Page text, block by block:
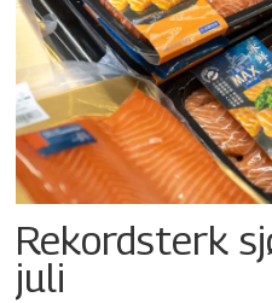
Rekordsterk
juli